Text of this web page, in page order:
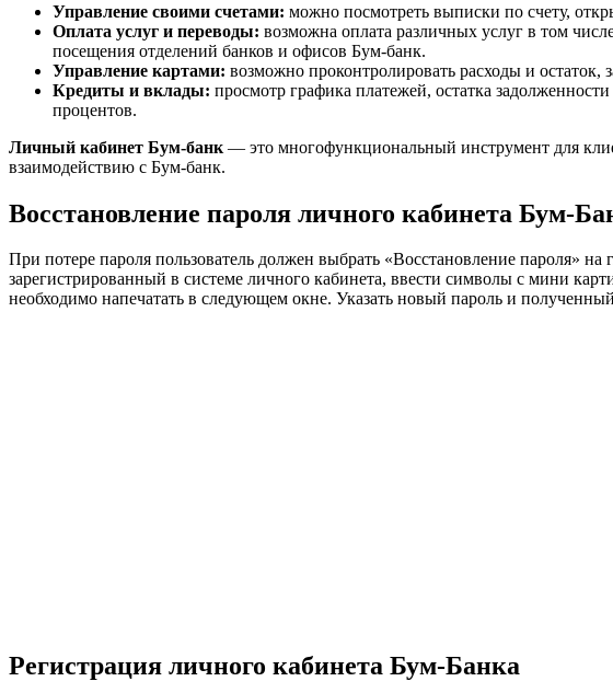
Управление своими счетами: можно посмотреть выписки по счету,
Оплата услуг и переводы: возможна оплата различных услуг в том
посещения отделений банков и офисов Бум-банк.
Управление картами: возможно проконтролировать расходы и остаток,
Кредиты и вклады: просмотр графика платежей, остатка
процентов.
Личный кабинет Бум-банк — это многофункциональный инструмент для
взаимодействию с Бум-банк.
Восстановление пароля личного кабинета Бум-
При потере пароля пользователь должен выбрать «Восстановление пароля»
зарегистрированный в системе личного кабинета, ввести символы с мини
необходимо напечатать в следующем окне. Указать новый пароль и
Регистрация личного кабинета Бум-Банка